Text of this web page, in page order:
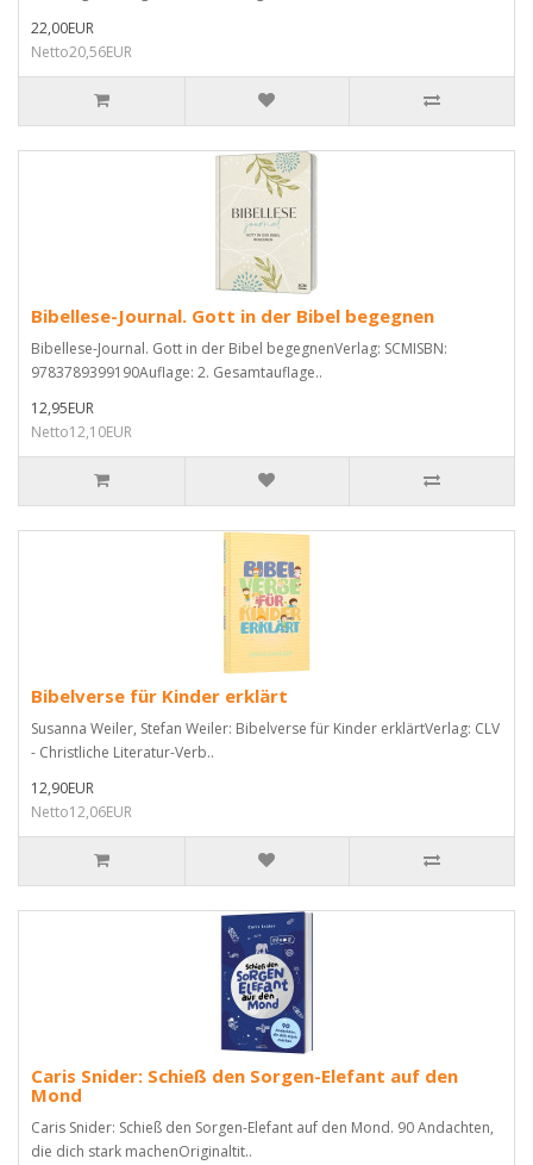
22,00EUR
Netto20,56EUR
Bibellese-Journal. Gott in der Bibel begegnen
Bibellese-Journal. Gott in der Bibel begegnenVerlag: SCMISBN:
9783789399190Auflage: 2. Gesamtauflage..
12,95EUR
Netto12,10EUR
Bibelverse für Kinder erklärt
Susanna Weiler, Stefan Weiler: Bibelverse für Kinder erklärtVerlag: CLV
- Christliche Literatur-Verb..
12,90EUR
Netto12,06EUR
Caris Snider: Schieß den Sorgen-Elefant auf den
Mond
Caris Snider: Schieß den Sorgen-Elefant auf den Mond. 90 Andachten,
die dich stark machenOriginaltit..